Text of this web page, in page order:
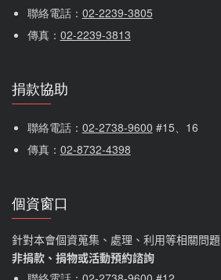
聯絡電話： 02-2239-3805
傳真： 02-2239-3813
捐款協助
聯絡電話： 02-2738-9600 #15、16
傳真： 02-8732-4398
個資窗口
針對本會個資蒐集、處理、利用等相關問題
非捐款、捐物或活動預約諮詢